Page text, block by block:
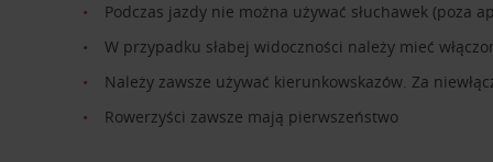
Podczas jazdy nie można używać słuchawek (poza
W przypadku słabej widoczności należy mieć
Należy zawsze używać kierunkowskazów. Za
Rowerzyści zawsze mają pierwszeństwo